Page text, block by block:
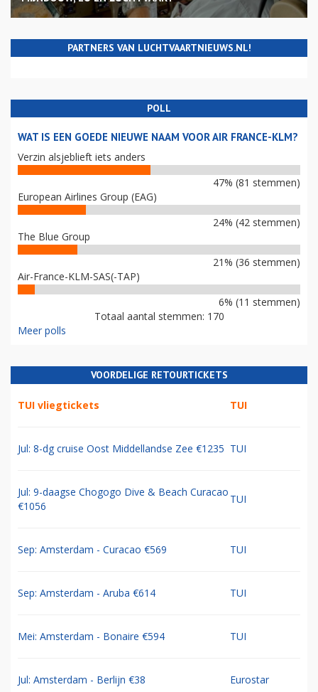
PARTNERS VAN LUCHTVAARTNIEUWS.NL!
POLL
WAT IS EEN GOEDE NIEUWE NAAM VOOR AIR FRANCE-KLM?
Verzin alsjeblieft iets anders
47% (81 stemmen)
European Airlines Group (EAG)
24% (42 stemmen)
The Blue Group
21% (36 stemmen)
Air-France-KLM-SAS(-TAP)
6% (11 stemmen)
Totaal aantal stemmen: 170
Meer polls
VOORDELIGE RETOURTICKETS
TUI vliegtickets TUI
Jul: 8-dg cruise Oost Middellandse Zee €1235 TUI
Jul: 9-daagse Chogogo Dive & Beach Curacao
€1056
TUI
Sep: Amsterdam - Curacao €569 TUI
Sep: Amsterdam - Aruba €614 TUI
Mei: Amsterdam - Bonaire €594 TUI
Jul: Amsterdam - Berlijn €38 Eurostar